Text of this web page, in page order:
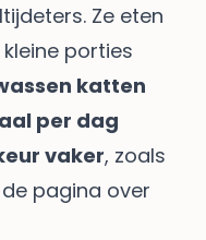
Ze eten
porties
katten
per dag
vaker, zoals
de pagina over